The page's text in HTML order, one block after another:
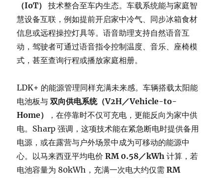
（IoT）
技术整合至车内生态。车载系统能与家庭智
慧设备互联，例如提前开启家中冷气、同步冰箱食材
信息或远程操控灯具等。语音助理支持自然语音互
动，驾驶者可通过语音指令控制温度、音乐、座椅模
式，甚至查询行程或播放家庭相册。
LDK+ 的能源管理同样充满未来感。车辆搭载太阳能
电池板与双向供电系统（V2H／Vehicle-to-
Home）
，在停靠时不仅可充电，更能反向为家中供
电。Sharp 强调，这项技术能在紧急断电时提供备用
电源，或在露营与户外场景中成为可移动的能源中
心。以马来西亚平均电价RM 0.58／kWh 计算，若
电池容量为 80kWh，充满一次电大约仅需RM